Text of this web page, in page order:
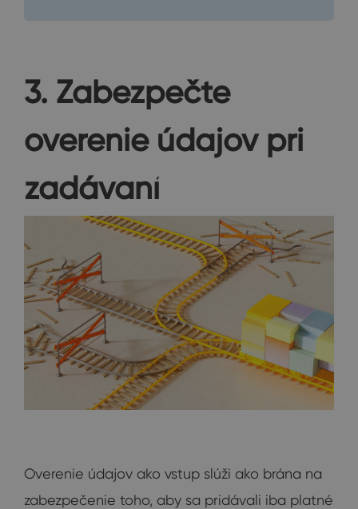
3. Zabezpečte
overenie údajov pri
zadávaní
Overenie údajov ako vstup slúži ako brána na
zabezpečenie toho, aby sa pridávali iba platné